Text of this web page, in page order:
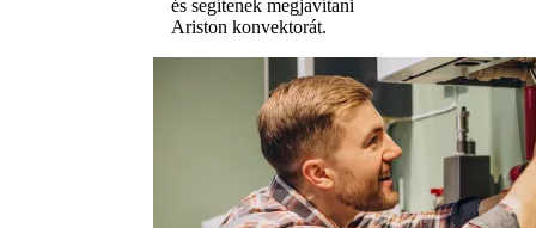
és segítenek megjavítani
Ariston konvektorát.